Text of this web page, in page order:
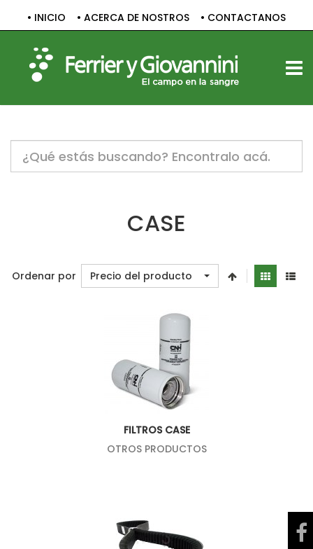
• INICIO • ACERCA DE NOSTROS • CONTACTANOS
Undefined
variable:
/home/c1830061/public_html/sitio/templates/
CASE
Ordenar por Precio del producto
FILTROS CASE
OTROS PRODUCTOS